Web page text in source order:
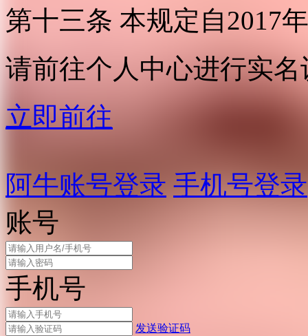
第十三条 本规定自2017
请前往个人中心进行实名
立即前往
阿牛账号登录 手机号登录
账号
手机号
发送验证码